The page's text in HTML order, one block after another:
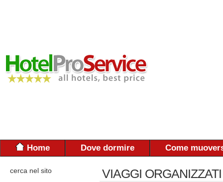
Home Dove dormire Come
cerca nel sito
VIAGGI ORGANIZZATI